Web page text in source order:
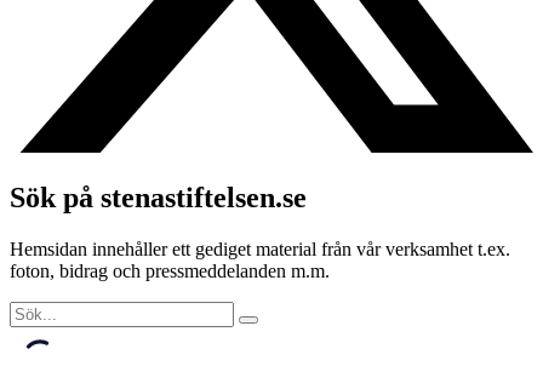
Sök på stenastiftelsen.se
Hemsidan innehåller ett gediget material från vår verksamhet t.ex.
foton, bidrag och pressmeddelanden m.m.